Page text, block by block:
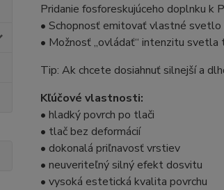
Pridanie fosforeskujúceho doplnku k
• Schopnosť emitovať vlastné svetlo
• Možnosť „ovládať“ intenzitu
Tip: Ak chcete dosiahnuť silnejší a
Kľúčové vlastnosti:
• hladký povrch po tlači
• tlač bez deformácií
• dokonalá priľnavosť vrstiev
• neuveriteľný silný efekt dosvitu
• vysoká estetická kvalita povrchu